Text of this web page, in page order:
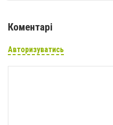
Коментарі
Авторизуватись